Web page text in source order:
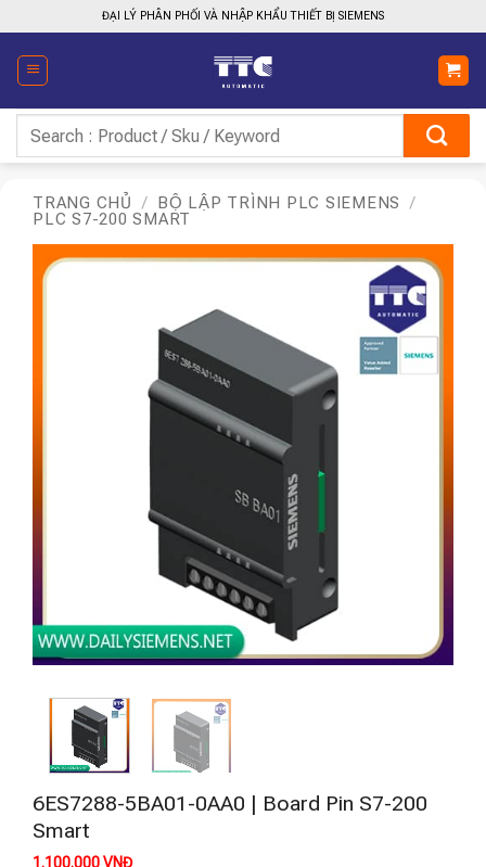
qua
nội
dung
ĐẠI LÝ PHÂN PHỐI VÀ NHẬP KHẨU THIẾT BỊ SIEMENS
kiếm:
TRANG CHỦ / BỘ LẬP TRÌNH PLC SIEMENS
/
PLC S7-200 SMART
6ES7288-5BA01-0AA0 | Board Pin S7-200
Smart
1.100.000VNĐ